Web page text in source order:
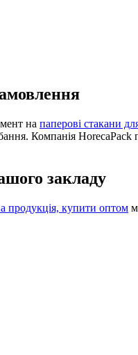
на паперові стакани
Компанія
закладу
продукція, купити оптом